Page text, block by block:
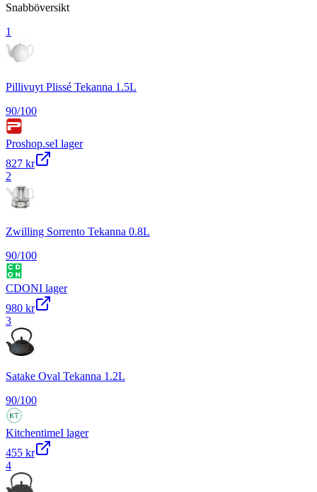
Snabböversikt
1
Pillivuyt Plissé Tekanna 1.5L
90/100
Proshop.seI lager
827 kr
2
Zwilling Sorrento Tekanna 0.8L
90/100
CDONI lager
980 kr
3
Satake Oval Tekanna 1.2L
90/100
KitchentimeI lager
455 kr
4